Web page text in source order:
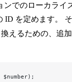
ンでのローカライ
ID を定めます。 そ
えるための、追